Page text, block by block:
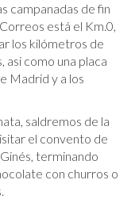
campanadas de fin
está el Km.0,
los kilómetros de
asi como una placa
Madrid y a los
saldremos de la
el convento de
terminando
con churros o